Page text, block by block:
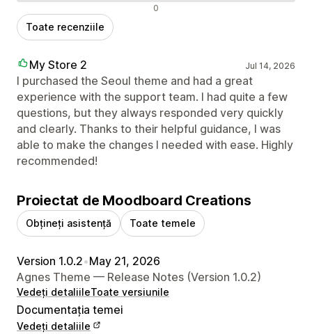
0
Toate recenziile
My Store 2 Jul 14, 2026
I purchased the Seoul theme and had a great
experience with the support team. I had quite a few
questions, but they always responded very quickly
and clearly. Thanks to their helpful guidance, I was
able to make the changes I needed with ease. Highly
recommended!
Proiectat de Moodboard Creations
Obțineți asistență Toate temele
Version 1.0.2•May 21, 2026
Agnes Theme — Release Notes (Version 1.0.2)
Vedeți detaliileToate versiunile
Documentația temei
Vedeți detaliile